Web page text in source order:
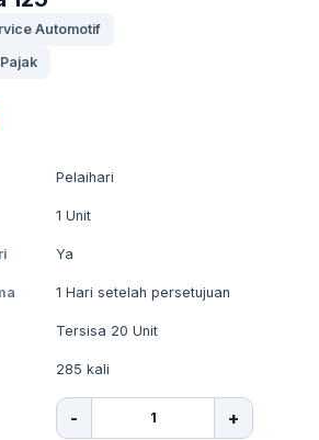
Automotif
Pelaihari
1 Unit
Ya
1 Hari setelah persetujuan
Tersisa 20 Unit
285 kali
- +